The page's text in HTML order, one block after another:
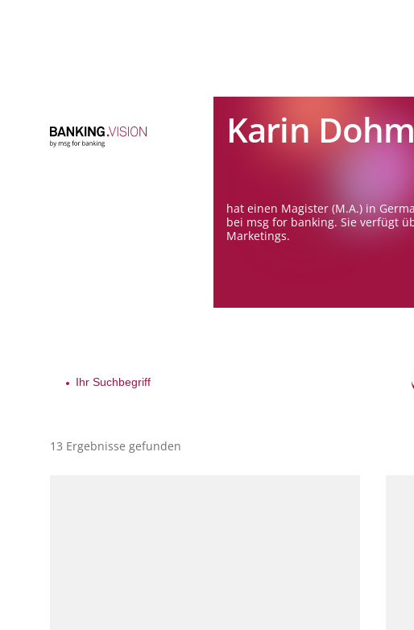
Karin
hat einen Magister (M.A.) in
bei msg for banking. Sie verfügt
Marketings.
13 Ergebnisse gefunden